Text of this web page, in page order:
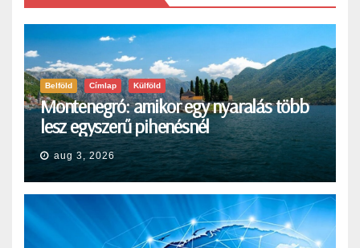
Belföld Címlap Külföld
Montenegró: amikor egy nyaralás több
lesz egyszerű pihenésnél
aug 3, 2026